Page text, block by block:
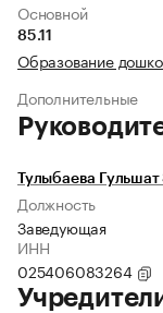
Основной
85.11
Образование
Дополнительные
Тулыбаева
Должность
Заведующая
ИНН
025406083264